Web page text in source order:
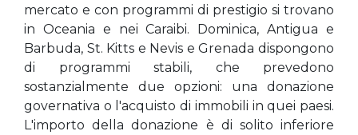
mercato e con programmi di prestigio si trovano
in Oceania e nei Caraibi. Dominica, Antigua e
Barbuda, St. Kitts e Nevis e Grenada dispongono
di programmi stabili, che prevedono
sostanzialmente due opzioni: una donazione
governativa o l'acquisto di immobili in quei paesi.
L'importo della donazione è di solito inferiore